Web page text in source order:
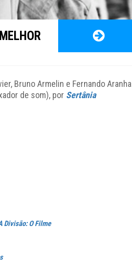
Bruno Armelin e Fernando Aranha
de som), por Sertânia
Divisão: O Filme